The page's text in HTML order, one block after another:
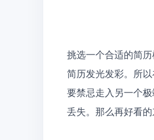
挑选一个合适的简
简历发光发彩。所
要禁忌走入另一个
丢失。那么再好看的